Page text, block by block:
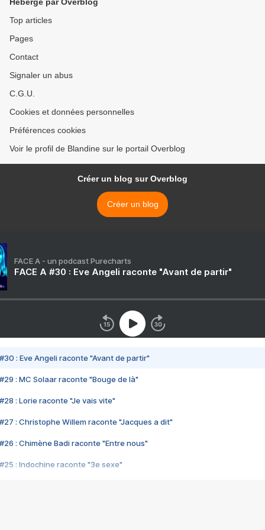
Top articles
Pages
Contact
Signaler un abus
C.G.U.
Cookies et données personnelles
Préférences cookies
Voir le profil de Blandine sur le portail Overblog
Créer un blog sur Overblog
Créer un blog
FACE A - un podcast Purecharts
FACE A #30 : Eve Angeli raconte "Avant de partir"
#30 : Eve Angeli raconte "Avant de partir"
#29 : MC Solaar raconte "Bouge de là"
#28 : Lorie raconte "Je vais vite"
#27 : Christophe Willem raconte "Jacques a dit"
#26 : Chimène Badi raconte "Entre nous"
#25 : Indochine raconte "3e sexe"